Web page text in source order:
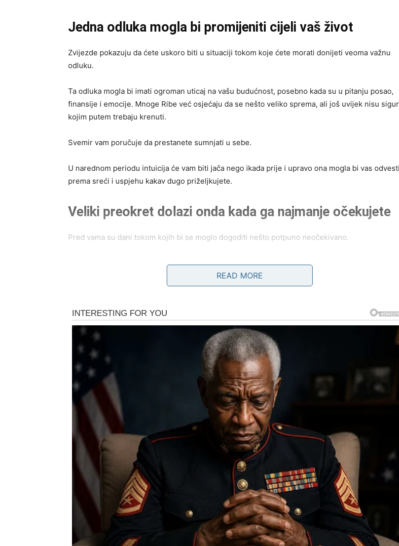
Jedna odluka mogla bi promijeniti cijeli vaš život
Zvijezde pokazuju da ćete uskoro biti u situaciji tokom koje ćete morati donijeti veoma važnu
odluku.
Ta odluka mogla bi imati ogroman uticaj na vašu budućnost, posebno kada su u pitanju posao,
finansije i emocije. Mnoge Ribe već osjećaju da se nešto veliko sprema, ali još uvijek nisu
kojim putem trebaju krenuti.
Svemir vam poručuje da prestanete sumnjati u sebe.
U narednom periodu intuicija će vam biti jača nego ikada prije i upravo ona mogla bi vas odvesti
prema sreći i uspjehu kakav dugo priželjkujete.
Veliki preokret dolazi onda kada ga najmanje očekujete
Pred vama su dani tokom kojih bi se moglo dogoditi nešto potpuno neočekivano.
Jedan razgovor, susret ili poruka mogli bi vam otvoriti oči i pomoći vam da shvatite da ste mnogo
situaciju ili započnu nešto potpuno novo.
Ono što je najvažnije jeste činjenica da vam svemir sada otvara vrata koja su vam dugo bila
zatvorena.
READ MORE